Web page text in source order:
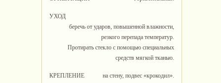
УХОД
беречь от ударов, повышенной влажности,
резкого перепада температур.
Протирать стекло с помощью специальных
средств мягкой тканью.
КРЕПЛЕНИЕ на стену, подвес «крокодил».